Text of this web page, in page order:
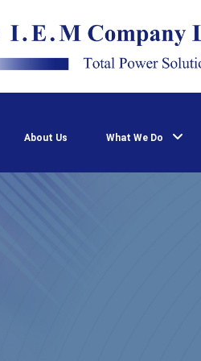
About Us What We Do